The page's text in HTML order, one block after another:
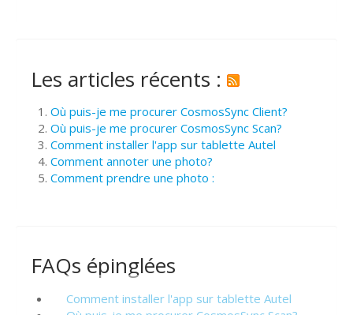
Les articles récents :
Où puis-je me procurer CosmosSync Client?
Où puis-je me procurer CosmosSync Scan?
Comment installer l'app sur tablette Autel
Comment annoter une photo?
Comment prendre une photo :
FAQs épinglées
Comment installer l'app sur tablette Autel